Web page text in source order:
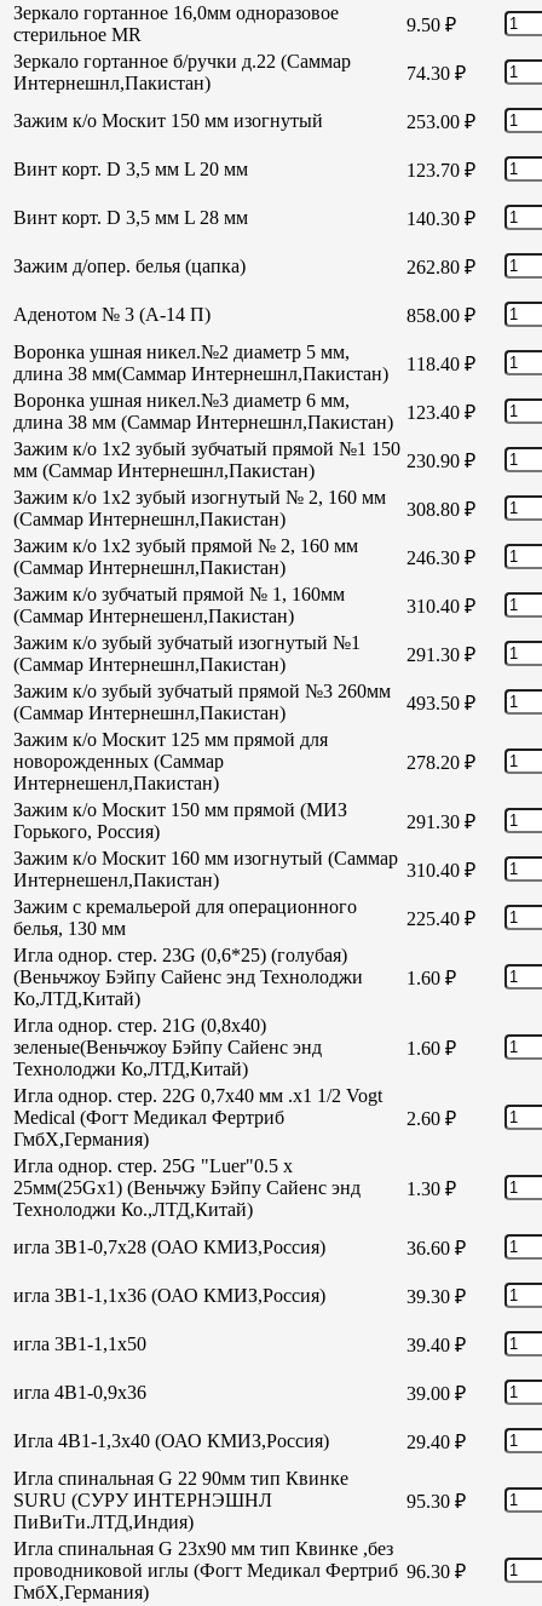
Зеркало гортанное 16,0мм одноразовое
стерильное MR
9.50 ₽
Зеркало гортанное б/ручки д.22 (Саммар
Интернешнл,Пакистан)
74.30 ₽
Зажим к/о Москит 150 мм изогнутый 253.00 ₽
Винт корт. D 3,5 мм L 20 мм 123.70 ₽
Винт корт. D 3,5 мм L 28 мм 140.30 ₽
Зажим д/опер. белья (цапка) 262.80 ₽
Аденотом № 3 (А-14 П) 858.00 ₽
Воронка ушная никел.№2 диаметр 5 мм,
длина 38 мм(Саммар Интернешнл,Пакистан)
118.40 ₽
Воронка ушная никел.№3 диаметр 6 мм,
длина 38 мм (Саммар Интернешнл,Пакистан)
123.40 ₽
Зажим к/о 1х2 зубый зубчатый прямой №1 150
мм (Саммар Интернешнл,Пакистан)
230.90 ₽
Зажим к/о 1х2 зубый изогнутый № 2, 160 мм
(Саммар Интернешнл,Пакистан)
308.80 ₽
Зажим к/о 1х2 зубый прямой № 2, 160 мм
(Саммар Интернешнл,Пакистан)
246.30 ₽
Зажим к/о зубчатый прямой № 1, 160мм
(Саммар Интернешенл,Пакистан)
310.40 ₽
Зажим к/о зубый зубчатый изогнутый №1
(Саммар Интернешнл,Пакистан)
291.30 ₽
Зажим к/о зубый зубчатый прямой №3 260мм
(Саммар Интернешнл,Пакистан)
493.50 ₽
Зажим к/о Москит 125 мм прямой для
новорожденных (Саммар
Интернешенл,Пакистан)
278.20 ₽
Зажим к/о Москит 150 мм прямой (МИЗ
Горького, Россия)
291.30 ₽
Зажим к/о Москит 160 мм изогнутый (Саммар
Интернешенл,Пакистан)
310.40 ₽
Зажим с кремальерой для операционного
белья, 130 мм
225.40 ₽
Игла однор. стер. 23G (0,6*25) (голубая)
(Веньчжоу Бэйпу Сайенс энд Технолоджи
Ко,ЛТД,Китай)
1.60 ₽
Игла однор. стер. 21G (0,8х40)
зеленые(Веньчжоу Бэйпу Сайенс энд
Технолоджи Ко,ЛТД,Китай)
1.60 ₽
Игла однор. стер. 22G 0,7х40 мм .х1 1/2 Vogt
Medical (Фогт Медикал Фертриб
ГмбХ,Германия)
2.60 ₽
Игла однор. стер. 25G "Luer"0.5 х
25мм(25Gх1) (Веньчжу Бэйпу Сайенс энд
Технолоджи Ко.,ЛТД,Китай)
1.30 ₽
игла 3В1-0,7х28 (ОАО КМИЗ,Россия) 36.60 ₽
игла 3В1-1,1х36 (ОАО КМИЗ,Россия) 39.30 ₽
игла 3В1-1,1х50 39.40 ₽
игла 4В1-0,9х36 39.00 ₽
Игла 4В1-1,3х40 (ОАО КМИЗ,Россия) 29.40 ₽
Игла спинальная G 22 90мм тип Квинке
SURU (СУРУ ИНТЕРНЭШНЛ
ПиВиТи.ЛТД,Индия)
95.30 ₽
Игла спинальная G 23х90 мм тип Квинке ,без
проводниковой иглы (Фогт Медикал Фертриб
ГмбХ,Германия)
96.30 ₽